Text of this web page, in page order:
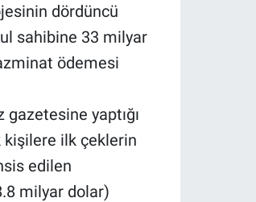
dördüncü
sahibine 33 milyar
ödemesi
gazetesine yaptığı
kişilere ilk çeklerin
edilen
milyar dolar)